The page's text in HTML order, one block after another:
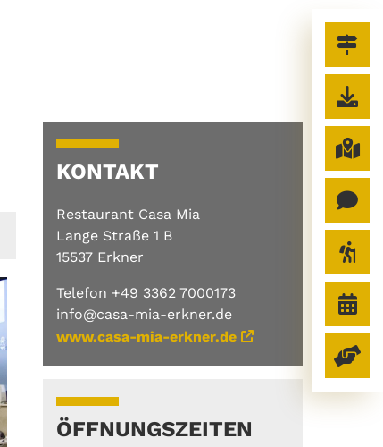
KONTAKT
Restaurant Casa Mia
Lange Straße 1 B
15537 Erkner
Telefon +49 3362 7000173
info@casa-mia-erkner.de
www.casa-mia-erkner.de
ÖFFNUNGSZEITEN